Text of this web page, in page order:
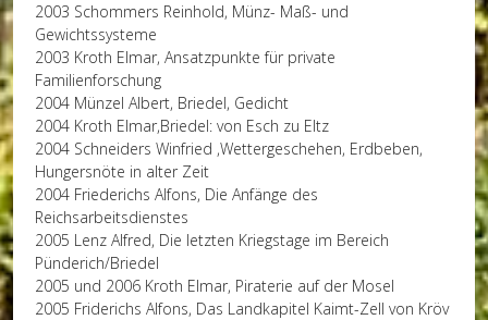
2003 Schommers Reinhold, Münz- Maß- und
Gewichtssysteme
2003 Kroth Elmar, Ansatzpunkte für private
Familienforschung
2004 Münzel Albert, Briedel, Gedicht
2004 Kroth Elmar,Briedel: von Esch zu Eltz
2004 Schneiders Winfried ,Wettergeschehen, Erdbeben,
Hungersnöte in alter Zeit
2004 Friederichs Alfons, Die Anfänge des
Reichsarbeitsdienstes
2005 Lenz Alfred, Die letzten Kriegstage im Bereich
Pünderich/Briedel
2005 und 2006 Kroth Elmar, Piraterie auf der Mosel
2005 Friderichs Alfons, Das Landkapitel Kaimt-Zell von Kröv